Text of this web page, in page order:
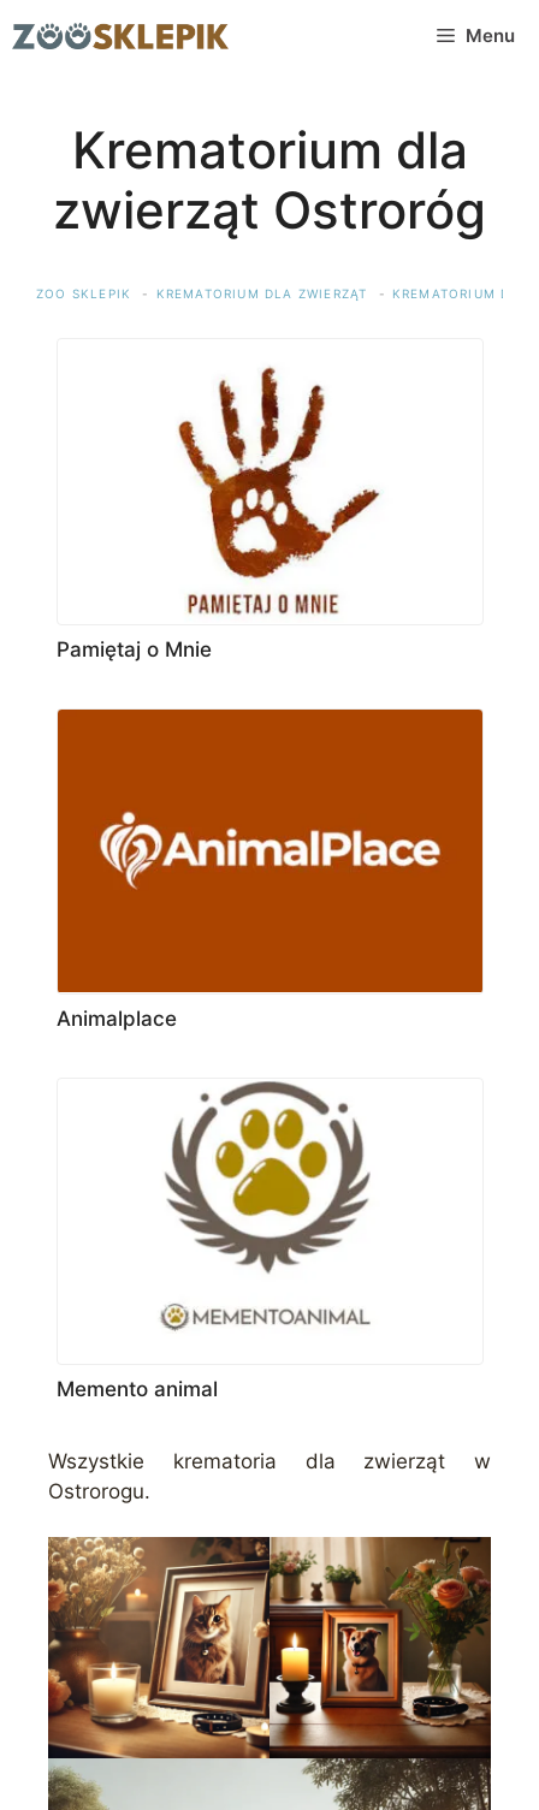
do
Menu
Krematorium dla
zwierząt Ostroróg
ZOO SKLEPIK KREMATORIUM DLA ZWIERZĄT KREMATORIUM DLA
Pamiętaj o Mnie
Animalplace
Memento animal
Wszystkie krematoria dla zwierząt w
Ostrorogu.